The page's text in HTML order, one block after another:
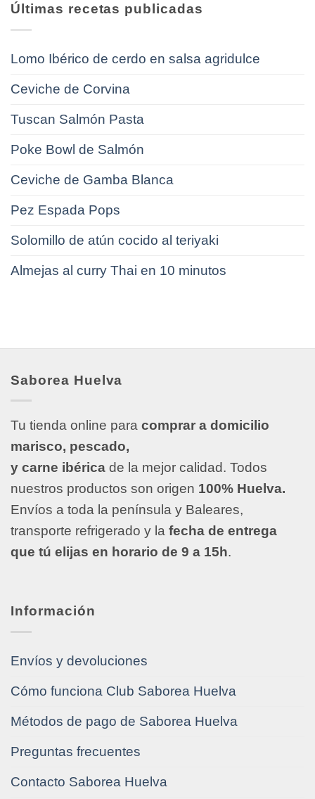
Últimas recetas publicadas
Lomo Ibérico de cerdo en salsa agridulce
Ceviche de Corvina
Tuscan Salmón Pasta
Poke Bowl de Salmón
Ceviche de Gamba Blanca
Pez Espada Pops
Solomillo de atún cocido al teriyaki
Almejas al curry Thai en 10 minutos
Saborea Huelva
Tu tienda online para comprar a domicilio
marisco, pescado,
y carne ibérica de la mejor calidad. Todos
nuestros productos son origen 100% Huelva.
Envíos a toda la península y Baleares,
transporte refrigerado y la fecha de entrega
que tú elijas en horario de 9 a 15h.
Información
Envíos y devoluciones
Cómo funciona Club Saborea Huelva
Métodos de pago de Saborea Huelva
Preguntas frecuentes
Contacto Saborea Huelva